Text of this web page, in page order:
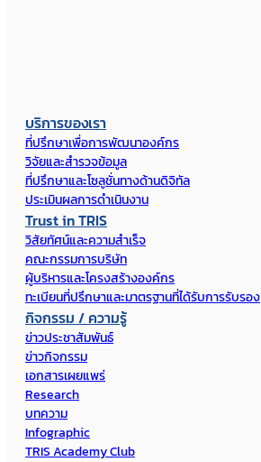
บริการของเรา
ที่ปรึกษาเพื่อการพัฒนาองค์กร
วิจัยและสำรวจข้อมูล
ที่ปรึกษาและโซลูชั่นทางด้านดิจิทัล
ประเมินผลการดำเนินงาน
Trust in TRIS
วิสัยทัศน์และความสำเร็จ
คณะกรรมการบริษัท
ผู้บริหารและโครงสร้างองค์กร
ทะเบียนที่ปรึกษาและมาตรฐานที่ได้รับการรับรอง
กิจกรรม / ความรู้
ข่าวประชาสัมพันธ์
ข่าวกิจกรรม
เอกสารเผยแพร่
Research
บทความ
Infographic
TRIS Academy Club